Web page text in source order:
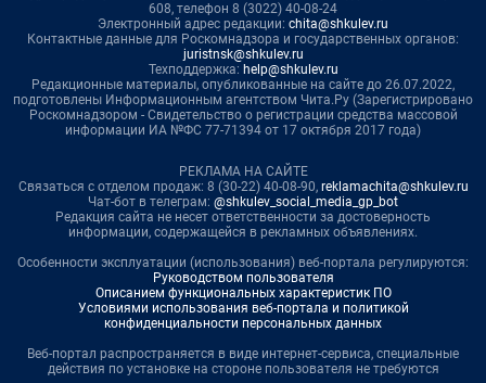
608, телефон 8 (3022) 40-08-24
Электронный адрес редакции: chita@shkulev.ru
Контактные данные для Роскомнадзора и государственных органов:
juristnsk@shkulev.ru
Техподдержка: help@shkulev.ru
Редакционные материалы, опубликованные на сайте до 26.07.2022,
подготовлены Информационным агентством Чита.Ру (Зарегистрировано
Роскомнадзором - Свидетельство о регистрации средства массовой
информации ИА №ФС 77-71394 от 17 октября 2017 года)
РЕКЛАМА НА САЙТЕ
Связаться с отделом продаж: 8 (30-22) 40-08-90, reklamachita@shkulev.ru
Чат-бот в телеграм: @shkulev_social_media_gp_bot
Редакция сайта не несет ответственности за достоверность
информации, содержащейся в рекламных объявлениях.
Особенности эксплуатации (использования) веб-портала регулируются:
Руководством пользователя
Описанием функциональных характеристик ПО
Условиями использования веб-портала и политикой
конфиденциальности персональных данных
Веб-портал распространяется в виде интернет-сервиса, специальные
действия по установке на стороне пользователя не требуются